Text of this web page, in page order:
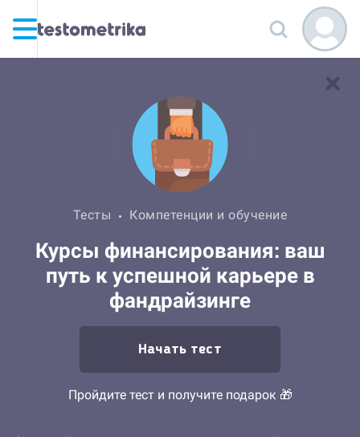
Тесты Компетенции и обучение
Курсы финансирования: ваш
путь к успешной карьере в
фандрайзинге
Начать тест
Пройдите тест и получите подарок 🎁